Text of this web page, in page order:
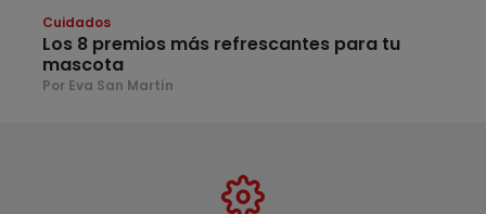
Cuidados
Los 8 premios más refrescantes para tu
mascota
Por Eva San Martín